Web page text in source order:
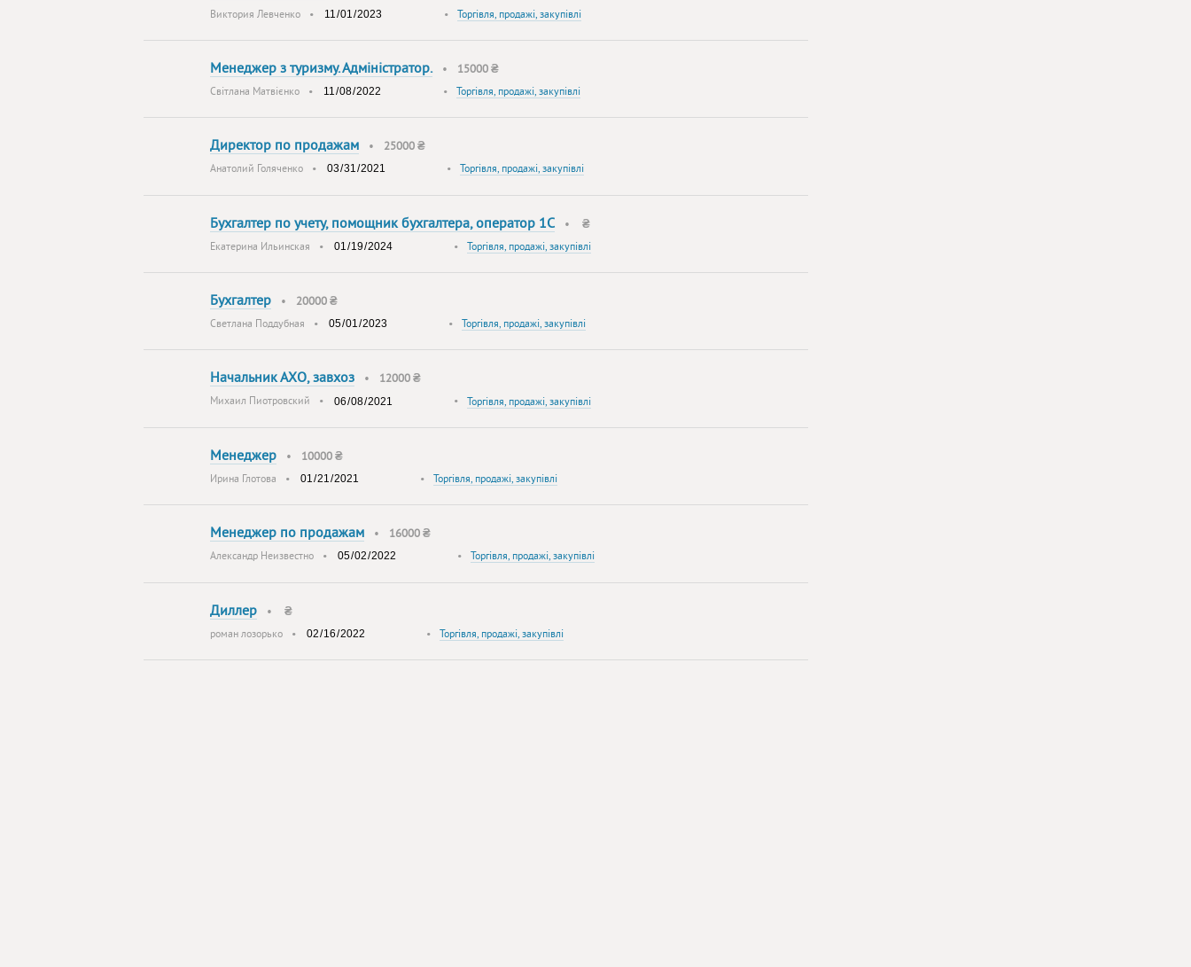
Виктория Левченко • •Торгівля, продажі, закупівлі
Менеджер з туризму. Адміністратор.• 15000 ₴
Світлана Матвієнко • • Торгівля, продажі, закупівлі
Директор по продажам • 25000 ₴
Анатолий Голяченко • • Торгівля, продажі, закупівлі
Бухгалтер по учету, помощник бухгалтера, оператор 1С • ₴
Екатерина Ильинская • •Торгівля, продажі, закупівлі
Бухгалтер • 20000 ₴
Светлана Поддубная • • Торгівля, продажі, закупівлі
Начальник АХО, завхоз • 12000 ₴
Михаил Пиотровский • •Торгівля, продажі, закупівлі
Менеджер • 10000 ₴
Ирина Глотова • •Торгівля, продажі, закупівлі
Менеджер по продажам • 16000 ₴
Александр Неизвестно • • Торгівля, продажі, закупівлі
Диллер • ₴
роман лозорько • •Торгівля, продажі, закупівлі